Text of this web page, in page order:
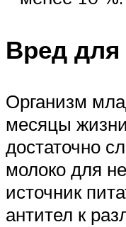
Вред для
Организм
месяцы
достаточно
молоко для
источник
антител к